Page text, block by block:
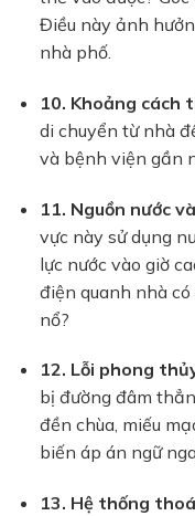
Điều này ảnh
nhà phố.
10. Khoảng cách
di chuyển từ nhà
và bệnh viện gần
11. Nguồn nước
vực này sử dụng
lực nước vào giờ
điện quanh nhà
nổ?
12. Lỗi phong
bị đường đâm
đền chùa, miếu
biến áp án ngữ
13. Hệ thống